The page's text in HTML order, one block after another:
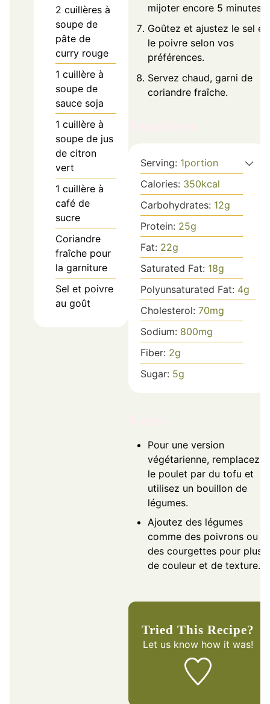
2 cuillères à
soupe de
pâte de
curry rouge
1 cuillère à
soupe de
sauce soja
1 cuillère à
soupe de jus
de citron
vert
1 cuillère à
café de
sucre
Coriandre
fraîche pour
la garniture
Sel et poivre
au goût
mijoter encore 5 minutes.
Goûtez et ajustez le sel et
le poivre selon vos
préférences.
Servez chaud, garni de
coriandre fraîche.
Serving: 1portion
Calories: 350kcal
Carbohydrates: 12g
Protein: 25g
Fat: 22g
Saturated Fat: 18g
Polyunsaturated Fat: 4g
Cholesterol: 70mg
Sodium: 800mg
Fiber: 2g
Sugar: 5g
Pour une version
végétarienne, remplacez
le poulet par du tofu et
utilisez un bouillon de
légumes.
Ajoutez des légumes
comme des poivrons ou
des courgettes pour plus
de couleur et de texture.
Tried This Recipe?
Let us knowhow it was!